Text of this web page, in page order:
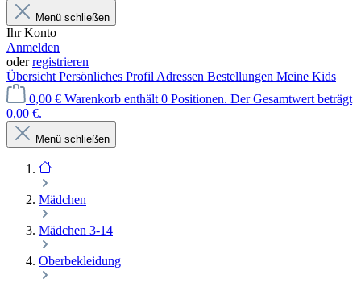
Menü schließen
Ihr Konto
Anmelden
oderregistrieren
Übersicht Persönliches Profil Adressen Bestellungen Meine Kids
0,00 € Warenkorb enthält 0 Positionen. Der Gesamtwert beträgt
0,00 €.
Menü schließen
Mädchen
Mädchen 3-14
Oberbekleidung